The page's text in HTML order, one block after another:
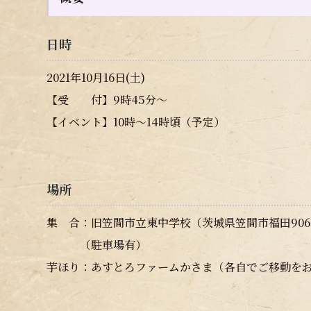
日時
2021年10月16日(土)
【受 付】9時45分～
【イベント】10時～14時頃（予定）
場所
集 合：旧笠間市立東中学校（茨城県笠間市福田
（駐車場有）
芋ほり：あすとろファームかさま（各自でご移動を